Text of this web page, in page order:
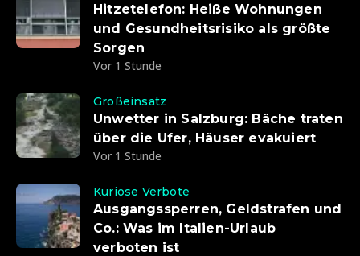
Hitzetelefon: Heiße Wohnungen
und Gesundheitsrisiko als größte
Sorgen
Vor 1 Stunde
Großeinsatz
Unwetter in Salzburg: Bäche traten
über die Ufer, Häuser evakuiert
Vor 1 Stunde
Kuriose Verbote
Ausgangssperren, Geldstrafen und
Co.: Was im Italien-Urlaub
verboten ist